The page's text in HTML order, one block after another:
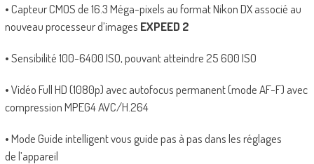
• Capteur CMOS de 16.3 Méga-pixels au format Nikon DX associé au
nouveau processeur d’images EXPEED 2
• Sensibilité 100-6400 ISO, pouvant atteindre 25 600 ISO
• Vidéo Full HD (1080p) avec autofocus permanent (mode AF-F) avec
compression MPEG4 AVC/H.264
• Mode Guide intelligent vous guide pas à pas dans les réglages
de l’appareil